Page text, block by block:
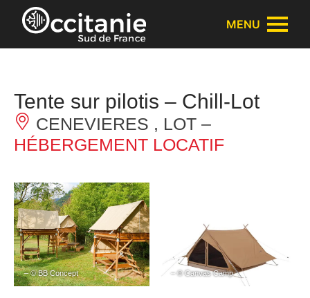
Panneau de gestion des cookies
MENU
Tente sur pilotis – Chill-Lot
CENEVIERES , LOT –
HÉBERGEMENT LOCATIF
– © BB Concept – © Canvas Camp